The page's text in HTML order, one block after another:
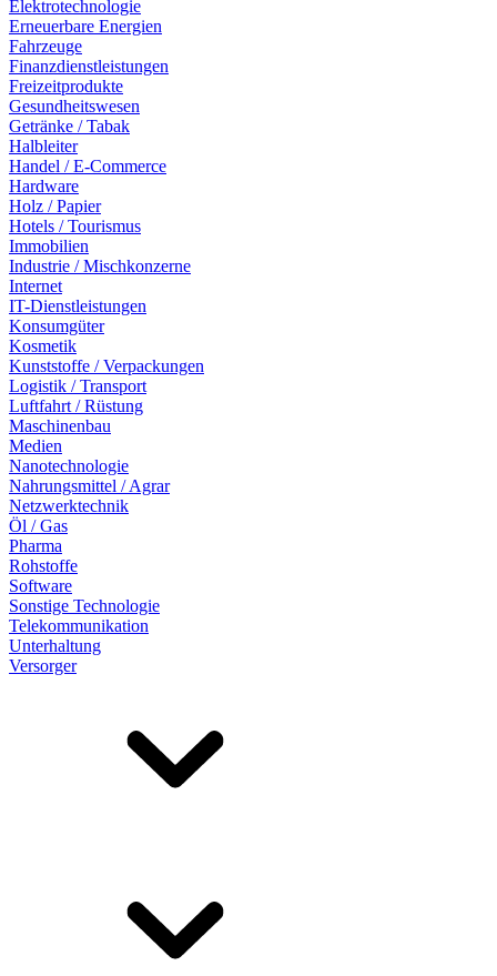
Elektrotechnologie
Erneuerbare Energien
Fahrzeuge
Finanzdienstleistungen
Freizeitprodukte
Gesundheitswesen
Getränke / Tabak
Halbleiter
Handel / E-Commerce
Hardware
Holz / Papier
Hotels / Tourismus
Immobilien
Industrie / Mischkonzerne
Internet
IT-Dienstleistungen
Konsumgüter
Kosmetik
Kunststoffe / Verpackungen
Logistik / Transport
Luftfahrt / Rüstung
Maschinenbau
Medien
Nanotechnologie
Nahrungsmittel / Agrar
Netzwerktechnik
Öl / Gas
Pharma
Rohstoffe
Software
Sonstige Technologie
Telekommunikation
Unterhaltung
Versorger